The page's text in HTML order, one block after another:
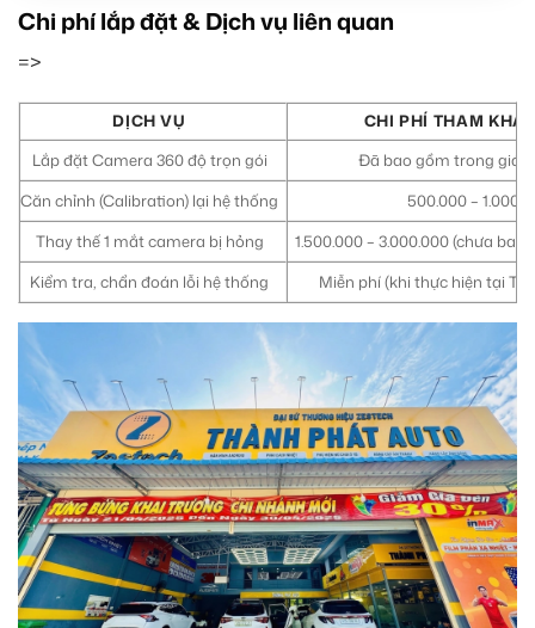
Chi phí lắp đặt & Dịch vụ liên quan
=>
DỊCH VỤ
CHI PHÍ THAM
Lắp đặt Camera 360 độ trọn gói
Đã bao gồm trong giá
Căn chỉnh (Calibration) lại hệ thống
500.000 –
Thay thế 1 mắt camera bị hỏng
1.500.000 – 3.000.000 (chưa
Kiểm tra, chẩn đoán lỗi hệ thống
Miễn phí (khi thực hiện tại